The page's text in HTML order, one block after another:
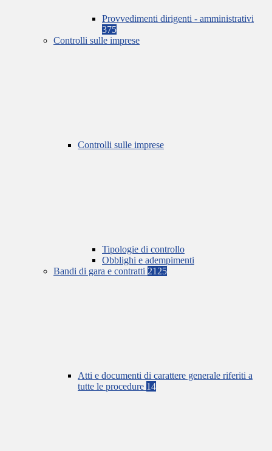
Provvedimenti dirigenti - amministrativi
375
Controlli sulle imprese
Controlli sulle imprese
Tipologie di controllo
Obblighi e adempimenti
Bandi di gara e contratti 2125
Atti e documenti di carattere generale riferiti a
tutte le procedure 14